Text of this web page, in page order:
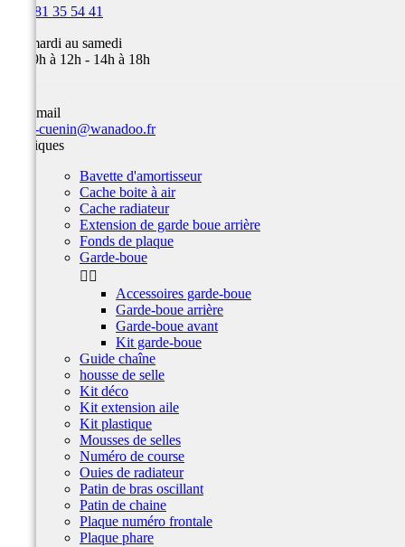
03 81 35 54 41
Du mardi au samedi
de 09h à 12h - 14h à 18h
Par email
team-cuenin@wanadoo.fr
Plastiques
Bavette d'amortisseur
Cache boite à air
Cache radiateur
Extension de garde boue arrière
Fonds de plaque
Garde-boue
 
Accessoires garde-boue
Garde-boue arrière
Garde-boue avant
Kit garde-boue
Guide chaîne
housse de selle
Kit déco
Kit extension aile
Kit plastique
Mousses de selles
Numéro de course
Ouies de radiateur
Patin de bras oscillant
Patin de chaine
Plaque numéro frontale
Plaque phare